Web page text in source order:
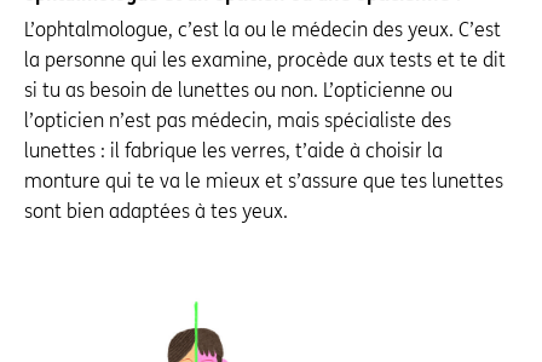
L’ophtalmologue, c’est la ou le médecin des yeux. C’est
la personne qui les examine, procède aux tests et te dit
si tu as besoin de lunettes ou non. L’opticienne ou
l’opticien n’est pas médecin, mais spécialiste des
lunettes : il fabrique les verres, t’aide à choisir la
monture qui te va le mieux et s’assure que tes lunettes
sont bien adaptées à tes yeux.